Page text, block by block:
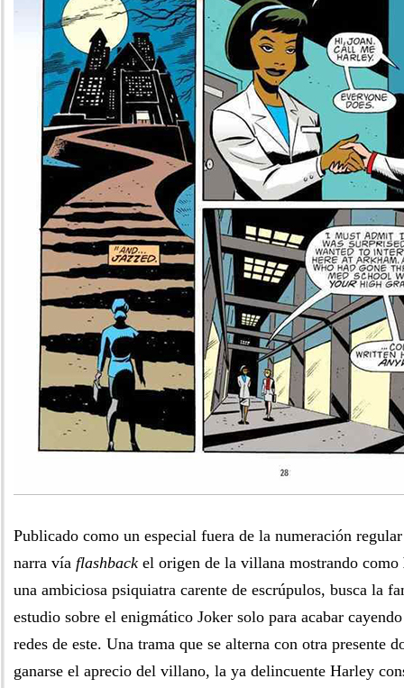
Publicado como un especial fuera de la numeración
narra vía flashback el origen de la villana mostrando como
una ambiciosa psiquiatra carente de escrúpulos, busca la
estudio sobre el enigmático Joker solo para acabar
redes de este. Una trama que se alterna con otra presente
ganarse el aprecio del villano, la ya delincuente Harley